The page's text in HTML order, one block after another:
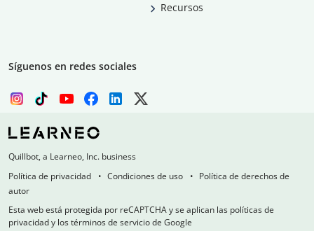
Recursos
Síguenos en redes sociales
Quillbot, a Learneo, Inc. business
Política de privacidad
Condiciones de uso
Política de derechos de
autor
Esta web está protegida por reCAPTCHA y se aplican las políticas de
privacidad y los términos de servicio de Google